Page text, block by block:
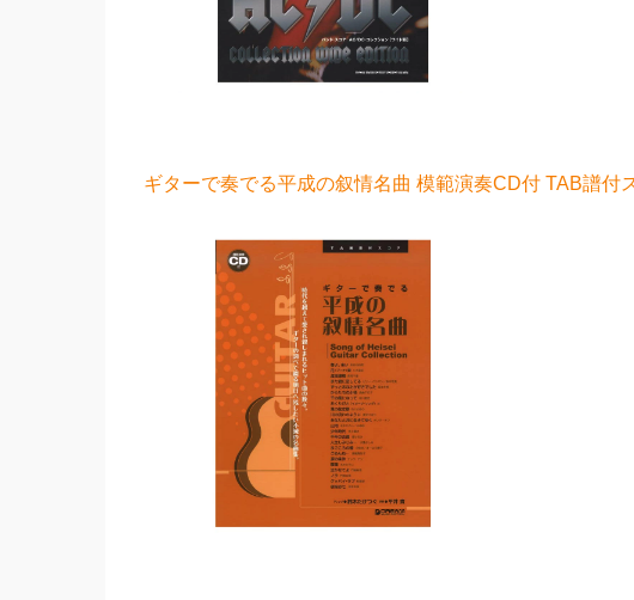
ギターで奏でる平成の叙情名曲 模範演奏CD付 TAB譜